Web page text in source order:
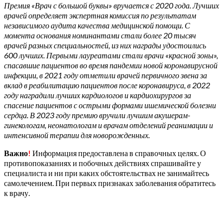
Премия «Врач с большой буквы» вручается с 2020 года. Лучших
врачей определяет экспертная комиссия по результатам
независимого аудита качества медицинской помощи. С
момента основания номинантами стали более 20 тысяч
врачей разных специальностей, из них награды удостоились
600 лучших. Первыми лауреатами стали врачи «красной зоны»,
спасавшие пациентов во время пандемии новой коронавирусной
инфекции, в 2021 году отметили врачей первичного звена за
вклад в реабилитацию пациентов после коронавируса, в 2022
году наградили лучших кардиологов и кардиохирургов за
спасение пациентов с острыми формами ишемической болезни
сердца. В 2023 году премию вручили лучшим акушерам-
гинекологам, неонатологам и врачам отделений реанимации и
интенсивной терапии для новорожденных.
Важно! Информация предоставлена в справочных целях. О
противопоказаниях и побочных действиях спрашивайте у
специалиста и ни при каких обстоятельствах не занимайтесь
самолечением. При первых признаках заболевания обратитесь
к врачу.